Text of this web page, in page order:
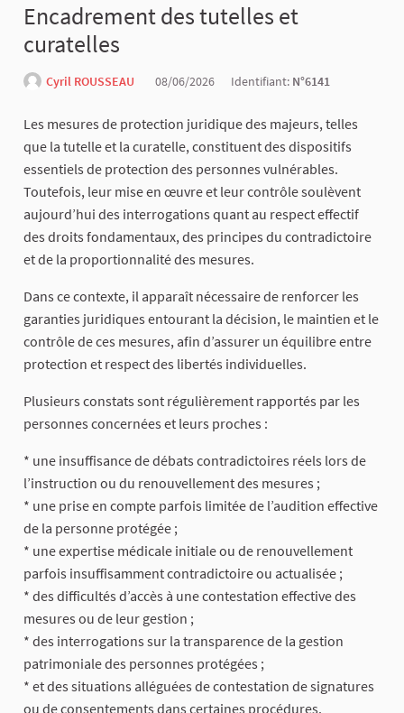
Encadrement des tutelles et
curatelles
Cyril ROUSSEAU 08/06/2026 Identifiant: N°6141
Les mesures de protection juridique des majeurs, telles
que la tutelle et la curatelle, constituent des dispositifs
essentiels de protection des personnes vulnérables.
Toutefois, leur mise en œuvre et leur contrôle soulèvent
aujourd’hui des interrogations quant au respect effectif
des droits fondamentaux, des principes du contradictoire
et de la proportionnalité des mesures.
Dans ce contexte, il apparaît nécessaire de renforcer les
garanties juridiques entourant la décision, le maintien et le
contrôle de ces mesures, afin d’assurer un équilibre entre
protection et respect des libertés individuelles.
Plusieurs constats sont régulièrement rapportés par les
personnes concernées et leurs proches :
* une insuffisance de débats contradictoires réels lors de
l’instruction ou du renouvellement des mesures ;
* une prise en compte parfois limitée de l’audition effective
de la personne protégée ;
* une expertise médicale initiale ou de renouvellement
parfois insuffisamment contradictoire ou actualisée ;
* des difficultés d’accès à une contestation effective des
mesures ou de leur gestion ;
* des interrogations sur la transparence de la gestion
patrimoniale des personnes protégées ;
* et des situations alléguées de contestation de signatures
ou de consentements dans certaines procédures.